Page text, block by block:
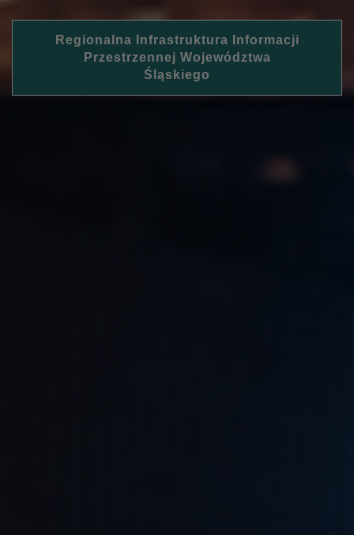
Regionalna Infrastruktura Informacji
Przestrzennej Województwa
Śląskiego